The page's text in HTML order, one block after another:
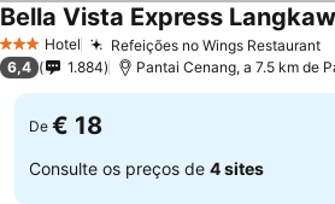
3 EstrelasHotel Refeições no Wings Restaurant
Bella Vista Express
6,4 1.884 Pantai Cenang, a 7.5 km de
De € 18
Consulte os preços de 4 sites